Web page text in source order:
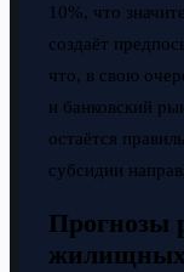
10%, что
создаёт
что, в свою
и банковский
остаётся
субсидии
Прогнозы
жилищных